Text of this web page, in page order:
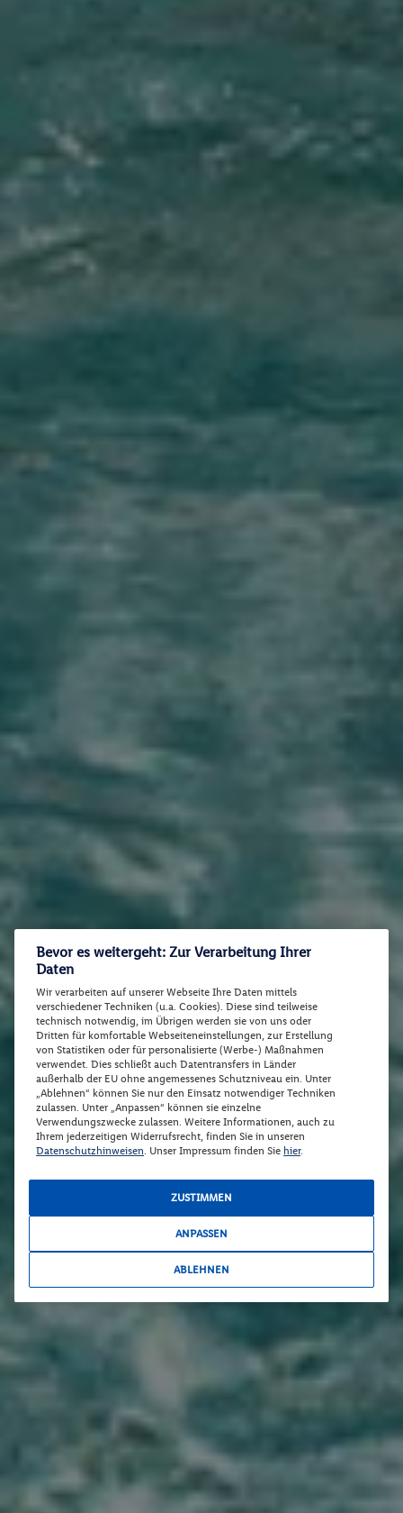
Bevor es weitergeht: Zur Verarbeitung Ihrer
Daten
Wir verarbeiten auf unserer Webseite Ihre Daten mittels
verschiedener Techniken (u.a. Cookies). Diese sind teilweise
technisch notwendig, im Übrigen werden sie von uns oder
Dritten für komfortable Webseiteneinstellungen, zur Erstellung
von Statistiken oder für personalisierte (Werbe-) Maßnahmen
verwendet. Dies schließt auch Datentransfers in Länder
außerhalb der EU ohne angemessenes Schutzniveau ein. Unter
„Ablehnen“ können Sie nur den Einsatz notwendiger Techniken
zulassen. Unter „Anpassen“ können sie einzelne
Verwendungszwecke zulassen. Weitere Informationen, auch zu
Ihrem jederzeitigen Widerrufsrecht, finden Sie in unseren
Datenschutzhinweisen. Unser Impressum finden Sie hier.
ZUSTIMMEN
ANPASSEN
ABLEHNEN